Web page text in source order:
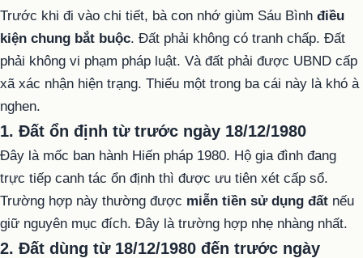
Trước khi đi vào chi tiết, bà con nhớ giùm Sáu Bình điều
kiện chung bắt buộc. Đất phải không có tranh chấp. Đất
phải không vi phạm pháp luật. Và đất phải được UBND cấp
xã xác nhận hiện trạng. Thiếu một trong ba cái này là khó à
nghen.
1. Đất ổn định từ trước ngày 18/12/1980
Đây là mốc ban hành Hiến pháp 1980. Hộ gia đình đang
trực tiếp canh tác ổn định thì được ưu tiên xét cấp sổ.
Trường hợp này thường được miễn tiền sử dụng đất nếu
giữ nguyên mục đích. Đây là trường hợp nhẹ nhàng nhất.
2. Đất dùng từ 18/12/1980 đến trước ngày